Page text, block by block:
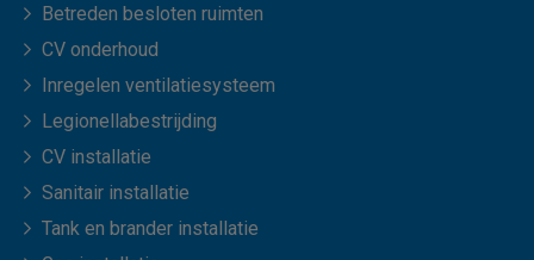
Betreden besloten ruimten
CV onderhoud
Inregelen ventilatiesysteem
Legionellabestrijding
CV installatie
Sanitair installatie
Tank en brander installatie